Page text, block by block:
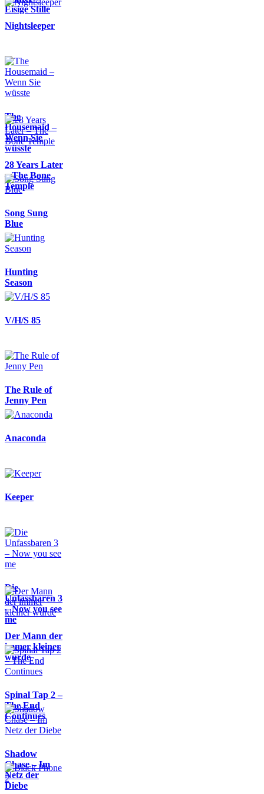
Eisige Stille
Nightsleeper
The
Housemaid –
Wenn Sie
wüsste
28 Years Later
– The Bone
Temple
Song Sung
Blue
Hunting
Season
V/H/S 85
The Rule of
Jenny Pen
Anaconda
Keeper
Die
Unfassbaren 3
– Now you see
me
Der Mann der
immer kleiner
wurde
Spinal Tap 2 –
The End
Continues
Shadow
Chase – Im
Netz der
Diebe